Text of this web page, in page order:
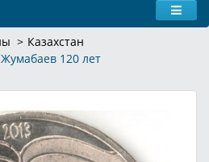
Казахстан
120 лет